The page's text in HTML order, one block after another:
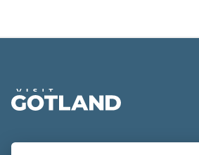
Evenemangskalendern presenteras av